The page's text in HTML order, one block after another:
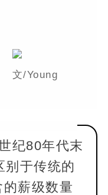
文/Young
纪80年代末
别于传统的
薪级数量